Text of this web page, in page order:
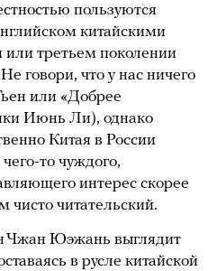
пользуются
китайскими
третьем поколении
говори, что у нас ничего
или «Добрее
Июнь Ли), однако
Китая в России
то чуждого,
интерес скорее
чисто читательский.
Чжан Юэжань выглядит
в русле китайской